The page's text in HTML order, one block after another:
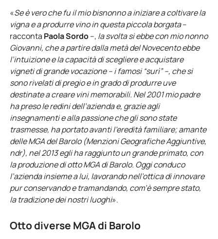
«Se è vero che fu il mio bisnonno a iniziare a coltivare la
vigna e a produrre vino in questa piccola borgata–
racconta Paola Sordo–, la svolta si ebbe con mio nonno
Giovanni, che a partire dalla metà del Novecento ebbe
l’intuizione e la capacità di scegliere e acquistare
vigneti di grande vocazione – i famosi “surì” –, che si
sono rivelati di pregio e in grado di produrre uve
destinate a creare vini memorabili. Nel 2001 mio padre
ha preso le redini dell’azienda e, grazie agli
insegnamenti e alla passione che gli sono state
trasmesse, ha portato avanti l’eredità familiare; amante
delle MGA del Barolo (Menzioni Geografiche Aggiuntive,
ndr), nel 2013 egli ha raggiunto un grande primato, con
la produzione di otto MGA di Barolo. Oggi conduco
l’azienda insieme a lui, lavorando nell’ottica di innovare
pur conservando e tramandando, com’è sempre stato,
la tradizione dei nostri luoghi».
Otto diverse MGA di Barolo